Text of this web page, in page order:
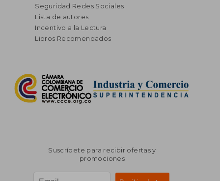
Seguridad Redes Sociales
Lista de autores
Incentivo a la Lectura
Libros Recomendados
Suscríbete para recibir ofertas y
promociones